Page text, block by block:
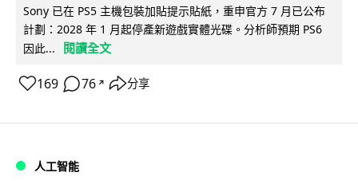
Sony 已在 PS5 主機包裝加貼提示貼紙，重申官方 7 月已公布
計劃：2028 年 1 月起停產新遊戲實體光碟。分析師預期 PS6
因此...
閱讀全文
169 76 ↗ 分享
人工智能